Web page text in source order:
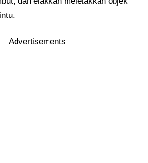
Advertisements